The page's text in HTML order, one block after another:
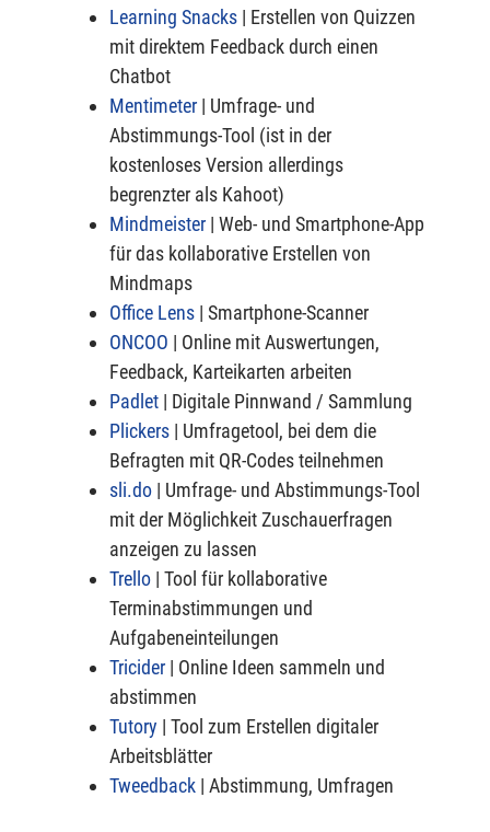
Learning Snacks | Erstellen von Quizzen
mit direktem Feedback durch einen
Chatbot
Mentimeter | Umfrage- und
Abstimmungs-Tool (ist in der
kostenloses Version allerdings
begrenzter als Kahoot)
Mindmeister | Web- und Smartphone-App
für das kollaborative Erstellen von
Mindmaps
Office Lens | Smartphone-Scanner
ONCOO | Online mit Auswertungen,
Feedback, Karteikarten arbeiten
Padlet | Digitale Pinnwand / Sammlung
Plickers | Umfragetool, bei dem die
Befragten mit QR-Codes teilnehmen
sli.do | Umfrage- und Abstimmungs-Tool
mit der Möglichkeit Zuschauerfragen
anzeigen zu lassen
Trello | Tool für kollaborative
Terminabstimmungen und
Aufgabeneinteilungen
Tricider | Online Ideen sammeln und
abstimmen
Tutory | Tool zum Erstellen digitaler
Arbeitsblätter
Tweedback | Abstimmung, Umfragen